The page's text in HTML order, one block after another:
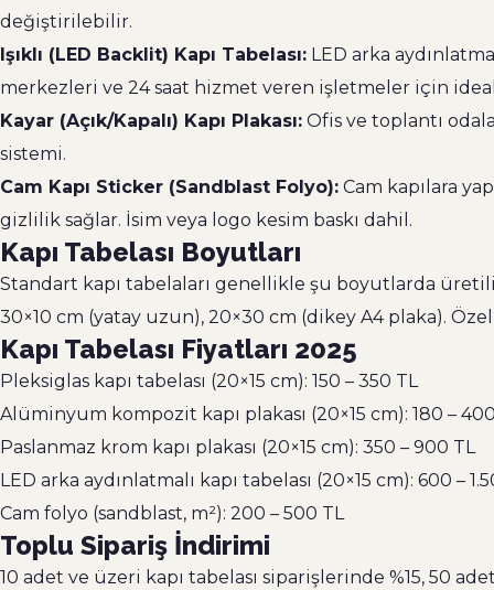
değiştirilebilir.
Işıklı (LED Backlit) Kapı Tabelası: LED arka
merkezleri ve 24 saat hizmet veren işletmeler için
Kayar (Açık/Kapalı) Kapı Plakası: Ofis ve toplantı
sistemi.
Cam Kapı Sticker (Sandblast Folyo): Cam kapılara
gizlilik sağlar. İsim veya logo kesim baskı dahil.
Kapı Tabelası Boyutları
Standart kapı tabelaları genellikle şu boyutlarda
30×10 cm (yatay uzun), 20×30 cm (dikey A4 plaka).
Kapı Tabelası Fiyatları 2025
Pleksiglas kapı tabelası (20×15 cm): 150 – 350 TL
Alüminyum kompozit kapı plakası (20×15 cm): 180 –
Paslanmaz krom kapı plakası (20×15 cm): 350 – 900 TL
LED arka aydınlatmalı kapı tabelası (20×15 cm): 600 –
Cam folyo (sandblast, m²): 200 – 500 TL
Toplu Sipariş İndirimi
10 adet ve üzeri kapı tabelası siparişlerinde %15, 50